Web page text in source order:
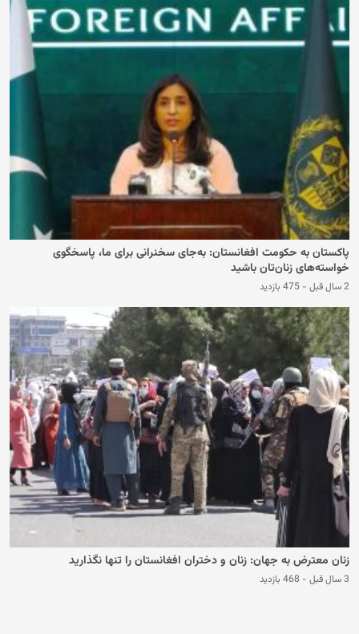
پاکستان به حکومت افغانستان: به‌جای سخنرانی برای ما، پاسخگوی
خواسته‌های زنان‌تان باشید
2 سال قبل - 475 بازدید
زنان معترض به جهان: زنان و دختران افغانستان را تنها نگذارید
3 سال قبل - 468 بازدید